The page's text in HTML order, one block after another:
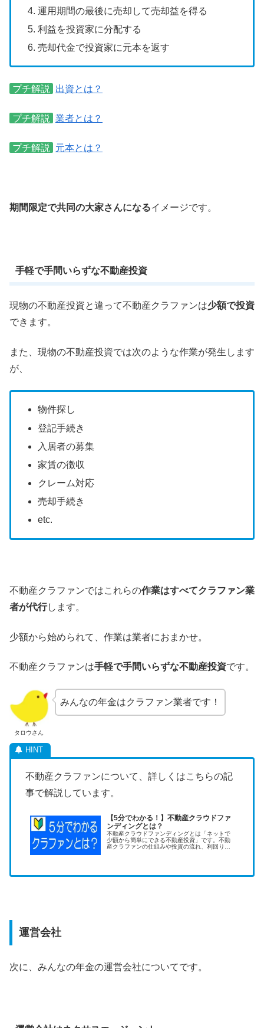
運用期間の最後に売却して売却益を得る
利益を投資家に分配する
売却代金で投資家に元本を返す
プチ解説 出資とは？
プチ解説 業者とは？
プチ解説 元本とは？
期間限定で共同の大家さんになるイメージです。
手軽で手間いらずな不動産投資
現物の不動産投資と違って不動産クラファンは少額で投資
できます。
また、現物の不動産投資では次のような作業が発生します
が、
物件探し
登記手続き
入居者の募集
家賃の徴収
クレーム対応
売却手続き
etc.
不動産クラファンではこれらの作業はすべてクラファン業
者が代行します。
少額から始められて、作業は業者におまかせ。
不動産クラファンは手軽で手間いらずな不動産投資です。
タロウさん
みんなの年金はクラファン業者です！
不動産クラファンについて、詳しくはこちらの記
事で解説しています。
【5分でわかる！】不動産クラウドファ
ンディングとは？
不動産クラウドファンディングとは「ネットで
少額から簡単にできる不動産投資」です。不動
産クラファンの仕組みや投資の流れ、利回りの
運営会社
次に、みんなの年金の運営会社についてです。